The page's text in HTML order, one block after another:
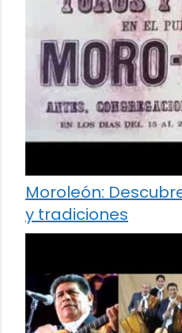
Moroleón:
y tradiciones